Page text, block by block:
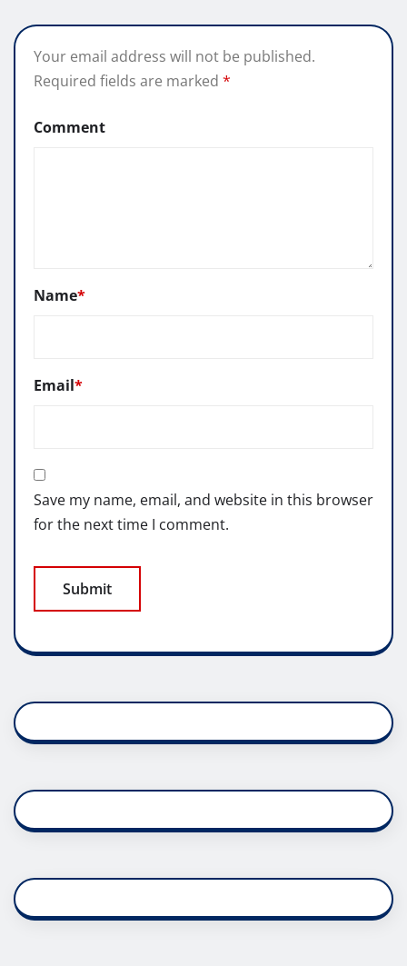
Your email address will not be published.
Required fields are marked *
Comment
Name*
Email*
Save my name, email, and website in this browser
for the next time I comment.